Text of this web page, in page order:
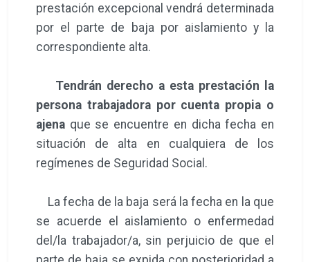
prestación excepcional vendrá determinada
por el parte de baja por aislamiento y la
correspondiente alta.
Tendrán derecho a esta prestación la
persona trabajadora por cuenta propia o
ajena que se encuentre en dicha fecha en
situación de alta en cualquiera de los
regímenes de Seguridad Social.
La fecha de la baja será la fecha en la que
se acuerde el aislamiento o enfermedad
del/la trabajador/a, sin perjuicio de que el